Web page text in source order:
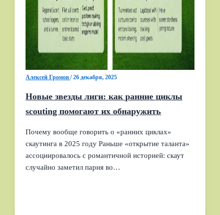
Алексей Громов/26 декабря, 2025
Новые звезды лиги: как ранние циклы
scouting помогают их обнаружить
Почему вообще говорить о «ранних циклах»
скаутинга в 2025 году Раньше «открытие таланта»
ассоциировалось с романтичной историей: скаут
случайно заметил парня во…